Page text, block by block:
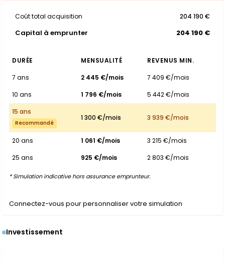
Coût total acquisition 204 190 €
Capital à emprunter 204 190 €
DURÉE MENSUALITÉ
REVENUS MIN.
7 ans
2 445 €/mois
7 409 €/mois
10 ans
1 796 €/mois
5 442 €/mois
15 ans
Recommandé
1 300 €/mois 3 939 €/mois
20 ans 1 061 €/mois
3 215 €/mois
25 ans
925 €/mois 2 803 €/mois
* Simulation indicative hors assurance emprunteur.
Connectez-vous pour personnaliser votre simulation
Investissement